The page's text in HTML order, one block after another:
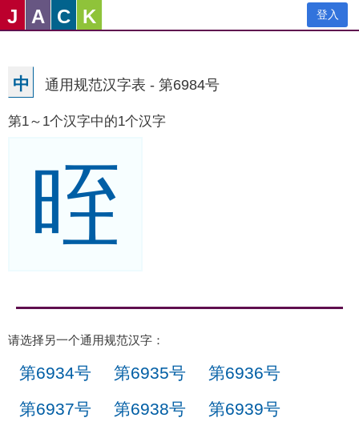
J A C K 登入
中 通用规范汉字表 - 第6984号
第1～1个汉字中的1个汉字
晊
请选择另一个通用规范汉字：
第6934号 第6935号
第6936号
第6937号
第6938号
第6939号